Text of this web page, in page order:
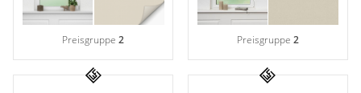
Preisgruppe2 Preisgruppe 2